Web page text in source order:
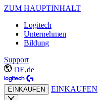
ZUM HAUPTINHALT
Logitech
Unternehmen
Bildung
Support
DE,de
EINKAUFEN EINKAUFEN